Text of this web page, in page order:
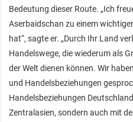
Bedeutung dieser Route. „Ich
Aserbaidschan zu einem
hat“, sagte er. „Durch Ihr Land
Handelswege, die wiederum als
der Welt dienen können. Wir
und Handelsbeziehungen
Handelsbeziehungen
Zentralasien, sondern auch mit